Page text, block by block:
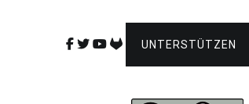
UNTERSTÜTZEN